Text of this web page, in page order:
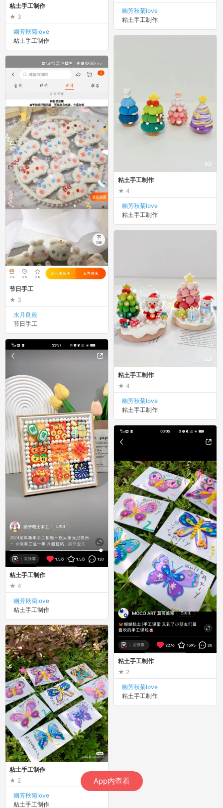
App内查看
粘土手工制作
4
幽芳秋菊love
粘土手工制作
粘土手工制作
2
幽芳秋菊love
粘土手工制作
粘土手工制作
4
幽芳秋菊love
粘土手工制作
粘土手工制作
2
幽芳秋菊love
粘土手工制作
节日手工
3
水月良殿
节日手工
粘土手工制作
4
幽芳秋菊love
粘土手工制作
幽芳秋菊love
粘土手工制作
粘土手工制作
3
幽芳秋菊love
粘土手工制作